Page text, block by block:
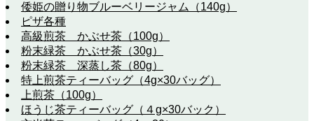
倭姫の贈り物ブルーベリージャム（140g）
ピザ各種
高級煎茶 かぶせ茶（100g）
粉末緑茶 かぶせ茶（30g）
粉末緑茶 深蒸し茶（80g）
特上煎茶ティーバッグ（4g×30バッグ）
上煎茶（100g）
ほうじ茶ティーバッグ（４g×30バック）